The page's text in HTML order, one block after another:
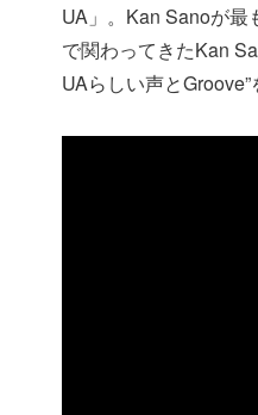
UA」。Kan Sanoが最
で関わってきたKan
UAらしい声と